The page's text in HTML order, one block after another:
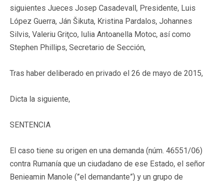
siguientes Jueces Josep Casadevall, Presidente, Luis
López Guerra, Ján Šikuta, Kristina Pardalos, Johannes
Silvis, Valeriu Griţco, Iulia Antoanella Motoc, así como
Stephen Phillips, Secretario de Sección,
Tras haber deliberado en privado el 26 de mayo de 2015,
Dicta la siguiente,
SENTENCIA
El caso tiene su origen en una demanda (núm. 46551/06)
contra Rumanía que un ciudadano de ese Estado, el señor
Benieamin Manole (”el demandante”) y un grupo de